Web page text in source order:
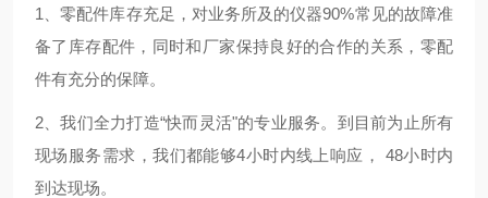
1、零配件库存充足，对业务所及的仪器90%常见的故障准
备了库存配件，同时和厂家保持良好的合作的关系，零配
件有充分的保障。
2、我们全力打造“快而灵活"的专业服务。到目前为止所有
现场服务需求，我们都能够4小时内线上响应， 48小时内
到达现场。